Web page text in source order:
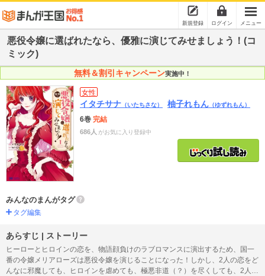
新規登録 ログイン メニュー
悪役令嬢に選ばれたなら、優雅に演じてみせましょう！(コ
ミック)
無料＆割引キャンペーン実施中！
女性
イタチサナ （いたちさな） 柚子れもん （ゆずれもん）
6巻 完結
686人 がお気に入り登録中
みんなのまんがタグ
タグ編集
あらすじ | ストーリー
ヒーローとヒロインの恋を、物語顔負けのラブロマンスに演出するため、国一
番の令嬢メリアローズは悪役令嬢を演じることになった！しかし、2人の恋をど
んなに邪魔しても、ヒロインを虐めても、極悪非道（？）を尽くしても、2人の